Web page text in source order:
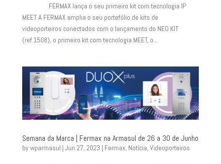
FERMAX lança o seu primeiro kit com tecnologia IP
MEET A FERMAX amplia o seu portefólio de kits de
videoporteiros conectados com o lançamento do NEO KIT
(ref.1508), o primeiro kit com tecnologia MEET, o...
Semana da Marca | Fermax na Armasul de 26 a 30 de Junho
bywparmasul | Jun 27, 2023 | Fermax, Notícia, Videoporteiros